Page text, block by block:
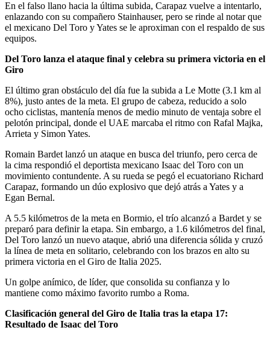
En el falso llano hacia la última subida, Carapaz vuelve a intentarlo,
enlazando con su compañero Stainhauser, pero se rinde al notar que
el mexicano Del Toro y Yates se le aproximan con el respaldo de sus
equipos.
Del Toro lanza el ataque final y celebra su primera victoria en el
Giro
El último gran obstáculo del día fue la subida a Le Motte (3.1 km al
8%), justo antes de la meta. El grupo de cabeza, reducido a solo
ocho ciclistas, mantenía menos de medio minuto de ventaja sobre el
pelotón principal, donde el UAE marcaba el ritmo con Rafal Majka,
Arrieta y Simon Yates.
Romain Bardet lanzó un ataque en busca del triunfo, pero cerca de
la cima respondió el deportista mexicano Isaac del Toro con un
movimiento contundente. A su rueda se pegó el ecuatoriano Richard
Carapaz, formando un dúo explosivo que dejó atrás a Yates y a
Egan Bernal.
A 5.5 kilómetros de la meta en Bormio, el trío alcanzó a Bardet y se
preparó para definir la etapa. Sin embargo, a 1.6 kilómetros del final,
Del Toro lanzó un nuevo ataque, abrió una diferencia sólida y cruzó
la línea de meta en solitario, celebrando con los brazos en alto su
primera victoria en el Giro de Italia 2025.
Un golpe anímico, de líder, que consolida su confianza y lo
mantiene como máximo favorito rumbo a Roma.
Clasificación general del Giro de Italia tras la etapa 17:
Resultado de Isaac del Toro